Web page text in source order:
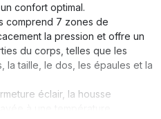
confort optimal.
comprend 7 zones de
la pression et offre un
du corps, telles que les
la taille, le dos, les épaules et la
éclair, la housse